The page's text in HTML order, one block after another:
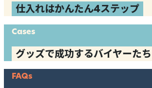
仕入れはかんたん4ステップ
Cases
グッズで成功するバイヤーたち
FAQs